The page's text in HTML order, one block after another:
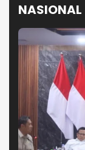
NASIONAL